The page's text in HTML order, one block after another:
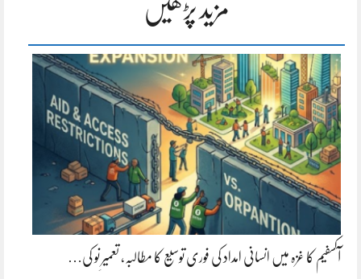
مزید پڑھیں
آکسفیم کا غزہ میں انسانی امداد کی فوری توسیع کا مطالبہ، تعمیرِ نو کی…